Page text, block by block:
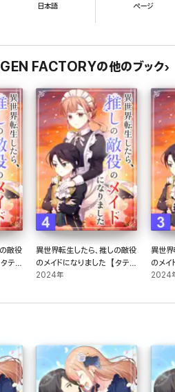
日本語 ページ
FACTORYの他のブック
敵役
テヨ
異世界転生したら、推しの敵役
のメイドになりました【タテヨ
ミ】4話
2024年
異世界
のメイ
ミ】3
2024